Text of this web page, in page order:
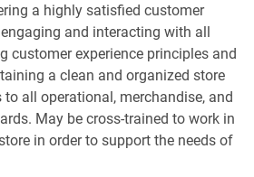
a highly satisfied customer
and interacting with all
customer experience principles and
a clean and organized store
to all operational, merchandise, and
May be cross-trained to work in
in order to support the needs of